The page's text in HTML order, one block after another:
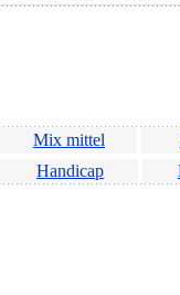
Mix mittel
Handicap